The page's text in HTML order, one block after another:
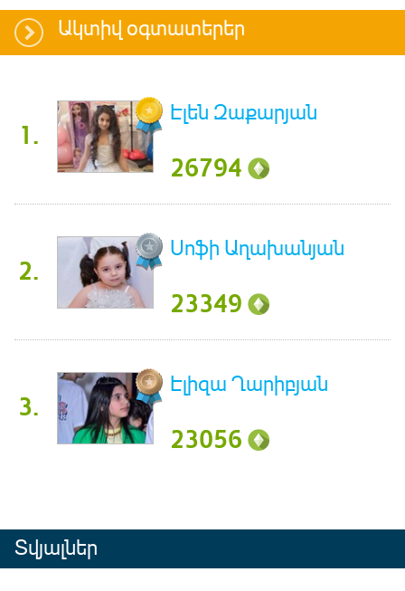
Ակտիվ օգտատերեր
1.
Էլեն Զաքարյան
26794
2.
Սոֆի Աղախանյան
23349
3.
Էլիզա Ղարիբյան
23056
Տվյալներ